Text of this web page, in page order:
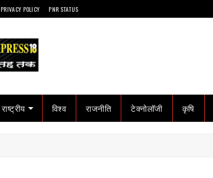
PRIVACY POLICY PNR STATUS
राष्ट्रीय विश्व राजनीति टेक्नोलॉजी कृषि